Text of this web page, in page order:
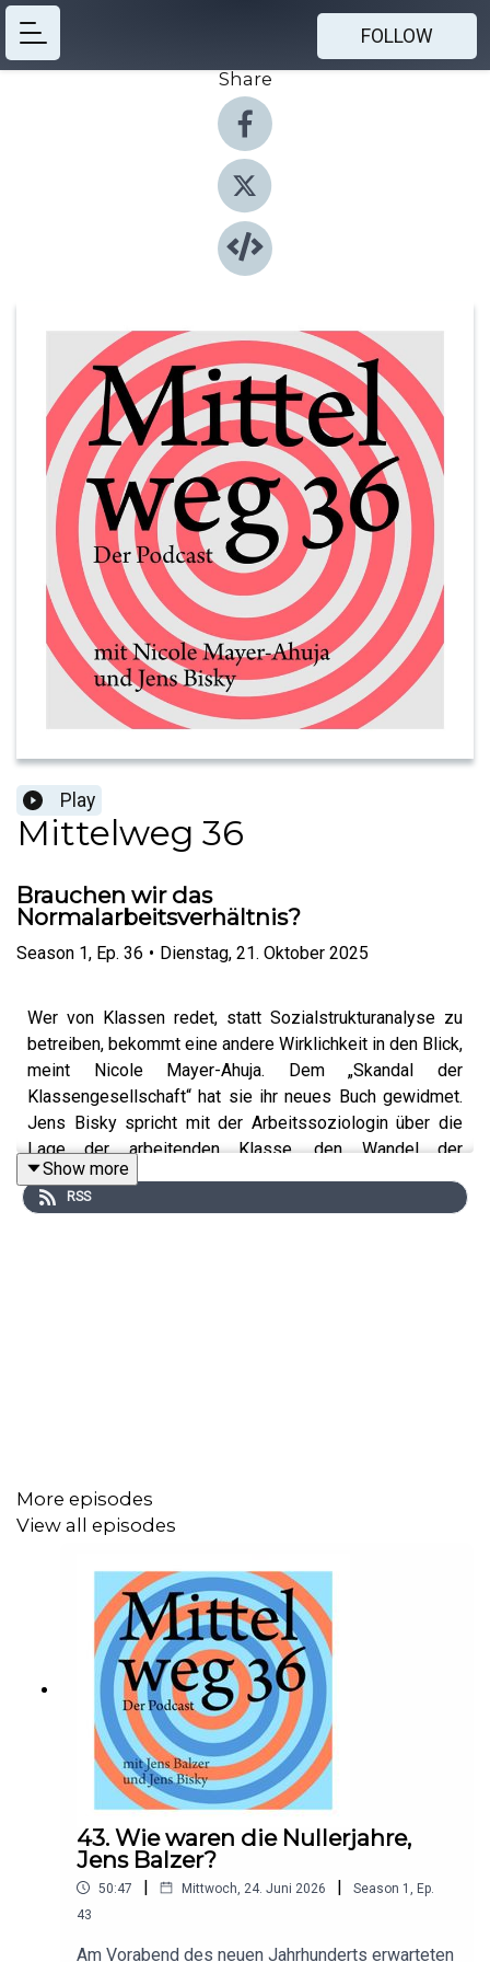
FOLLOW
Share
Play
Mittelweg 36
Brauchen wir das
Normalarbeitsverhältnis?
Season 1, Ep. 36 • Dienstag, 21. Oktober 2025
Wer von Klassen redet, statt Sozialstrukturanalyse zu
betreiben, bekommt eine andere Wirklichkeit in den Blick,
meint Nicole Mayer-Ahuja. Dem „Skandal der
Klassengesellschaft“ hat sie ihr neues Buch gewidmet.
Jens Bisky spricht mit der Arbeitssoziologin über die
Lage der arbeitenden Klasse, den Wandel der
Arbeitswelt, den schlechten Ruf des
Normalarbeitsverhältnisses, Solidarität und
mittelweg-36/podcast/
Show more
RSS
More episodes
View all episodes
43. Wie waren die Nullerjahre,
Jens Balzer?
50:47 | Mittwoch, 24. Juni 2026 | Season 1
Ep.
43
Am Vorabend des neuen Jahrhunderts erwarteten